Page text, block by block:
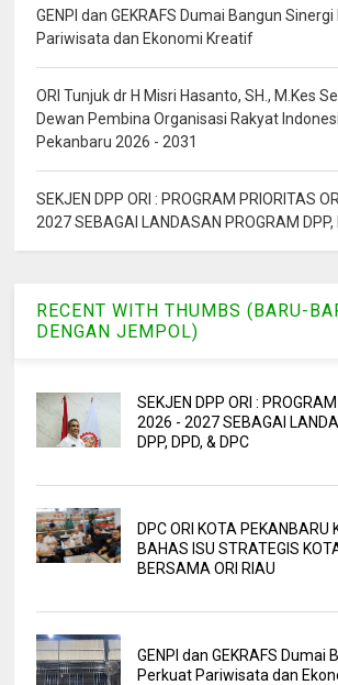
GENPI dan GEKRAFS Dumai Bangun
Pariwisata dan Ekonomi Kreatif
ORI Tunjuk dr H Misri Hasanto, SH., M.Kes
Dewan Pembina Organisasi Rakyat
Pekanbaru 2026 - 2031
SEKJEN DPP ORI : PROGRAM PRIORITAS
2027 SEBAGAI LANDASAN PROGRAM DPP,
RECENT WITH THUMBS (BARU-
DENGAN JEMPOL)
SEKJEN DPP ORI :
2026 - 2027 SEBAGAI
DPP, DPD, & DPC
DPC ORI KOTA PEKANBARU
BAHAS ISU STRATEGIS
BERSAMA ORI RIAU
GENPI dan GEKRAFS Dumai
Perkuat Pariwisata dan